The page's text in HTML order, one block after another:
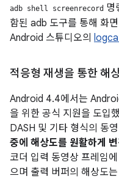
adb shell screenrecord 명
함된 adb 도구를 통해 화
Android 스튜디오의
적응형 재생을 통한 해
Android 4.4에서는
을 위한 공식 지원을 도입
DASH 및 기타 형식의 동
중에 해상도를 원활하게 변
코더 입력 동영상 프레임
으며 출력 버퍼의 해상도